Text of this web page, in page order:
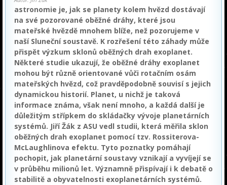
astronomie je, jak se planety kolem hvězd dostávají
na své pozorované oběžné dráhy, které jsou
mateřské hvězdě mnohem blíže, než pozorujeme v
naší Sluneční soustavě. K rozřešení této záhady může
přispět výzkum sklonů oběžných drah exoplanet.
Některé studie ukazují, že oběžné dráhy exoplanet
mohou být různě orientované vůči rotačním osám
mateřských hvězd, což pravděpodobně souvisí s jejich
dynamickou historií. Planet, u nichž je taková
informace známa, však není mnoho, a každá další je
důležitým střípkem do skládačky vývoje planetárních
systémů. Jiří Žák z ASU vedl studii, která měřila sklon
oběžných drah exoplanet pomocí tzv. Rossiterova-
McLaughlinova efektu. Tyto poznatky pomáhají
pochopit, jak planetární soustavy vznikají a vyvíjejí se
v průběhu milionů let. Významně přispívají i k debatě o
stabilitě a obyvatelnosti exoplanetárních systémů.